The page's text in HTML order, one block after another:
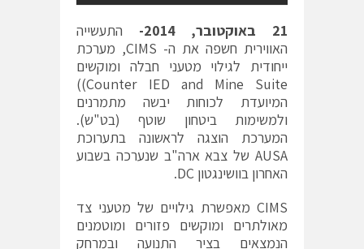
21 באוקטובר, 2014-
התעשייה
האווירית חשפה את ה- CIMS, מערכת
ייחודית לגילוי מטעני חבלה ומוקשים
Counter IED and Mine Suite))
המיועדת לכוחות יבשה מתמרנים
ולמשימות ביטחון שוטף (בט"ש).
המערכת הוצגה לראשונה בתערוכת
AUSA של צבא ארה"ב שנערכה בשבוע
האחרון בוושינגטון DC.
CIMS מאפשרת גילויים של מטעני צד
מאולתרים ומוקשים פזורים ומוטמנים
הנמצאים בציר התנועה ובמרחק